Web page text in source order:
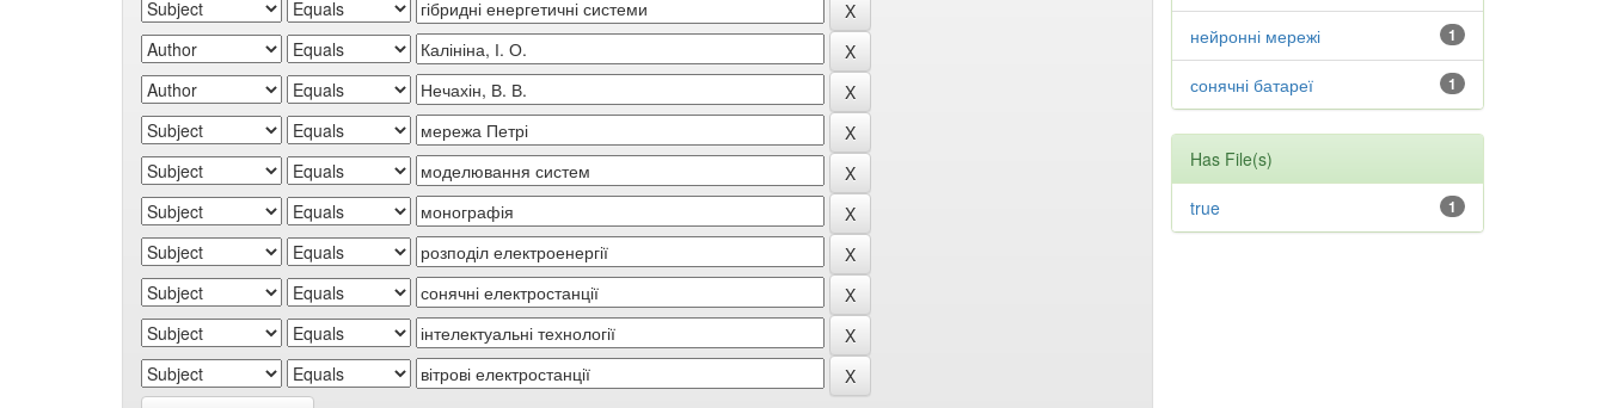
1
нейронні мережі
1
сонячні батареї
Has File(s)
1
true